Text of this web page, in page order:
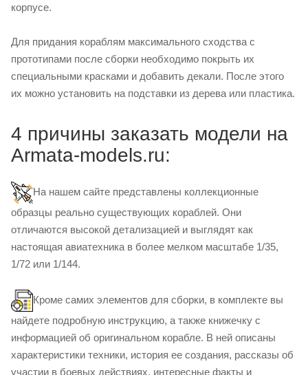
корпусе.
Для придания кораблям максимального сходства с
прототипами после сборки необходимо покрыть их
специальными красками и добавить декали. После этого
их можно установить на подставки из дерева или пластика.
4 причины заказать модели на
Armata-models.ru:
На нашем сайте представлены коллекционные
образцы реально существующих кораблей. Они
отличаются высокой детализацией и выглядят как
настоящая авиатехника в более мелком масштабе 1/35,
1/72 или 1/144.
Кроме самих элементов для сборки, в комплекте вы
найдете подробную инструкцию, а также книжечку с
информацией об оригинальном корабле. В ней описаны
характеристики техники, история ее создания, рассказы об
участии в боевых действиях, интересные факты и